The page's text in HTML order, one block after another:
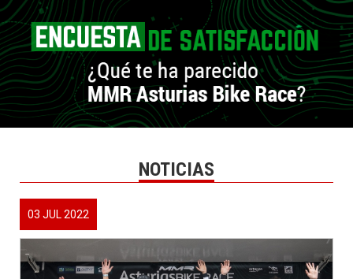
NOTICIAS
03 JUL 2022